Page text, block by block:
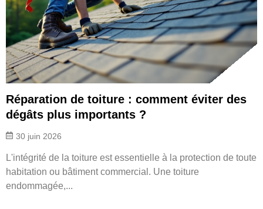
Réparation de toiture : comment éviter des
dégâts plus importants ?
30 juin 2026
L'intégrité de la toiture est essentielle à la protection de toute
habitation ou bâtiment commercial. Une toiture
endommagée,...